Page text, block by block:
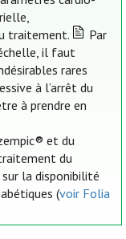
traitement.
Par
il faut
rares
à l’arrêt du
à prendre en
et du
du
la disponibilité
(voir Folia